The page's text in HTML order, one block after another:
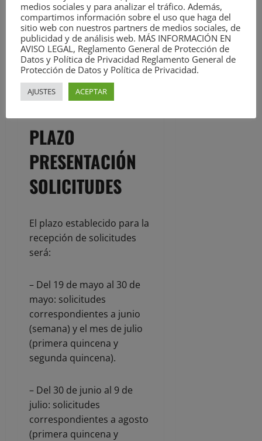
Los colegios que
dispondrán de servicio de
comedor serán: C.E.I. P.
Ramón Menéndez Pidal,
C.E.I. P Menéndez Pelayo,
C.E.I. P Manuel Liaño
Beristaín, C.E.I. P Cervantes
PLAZO
PRESENTACIÓN
SOLICITUDES
El plazo establecido para la
recepción de solicitudes
será:
– Del 19 de mayo al 30 de
mayo: solicitudes
correspondientes a junio
(semana) y el mes de julio
(primera quincena y
segunda quincena).
– Del 30 de junio al 9 de
julio: solicitudes
correspondientes a agosto
(primera quincena y
medios sociales y para analizar el tráfico. Además,
compartimos información sobre el uso que haga del
sitio web con nuestros partners de medios sociales, de
publicidad y de análisis web. MÁS INFORMACIÓN EN
AVISO LEGAL, Reglamento General de Protección de
Datos y Política de Privacidad Reglamento General de
Protección de Datos y Política de Privacidad.
AJUSTES ACEPTAR